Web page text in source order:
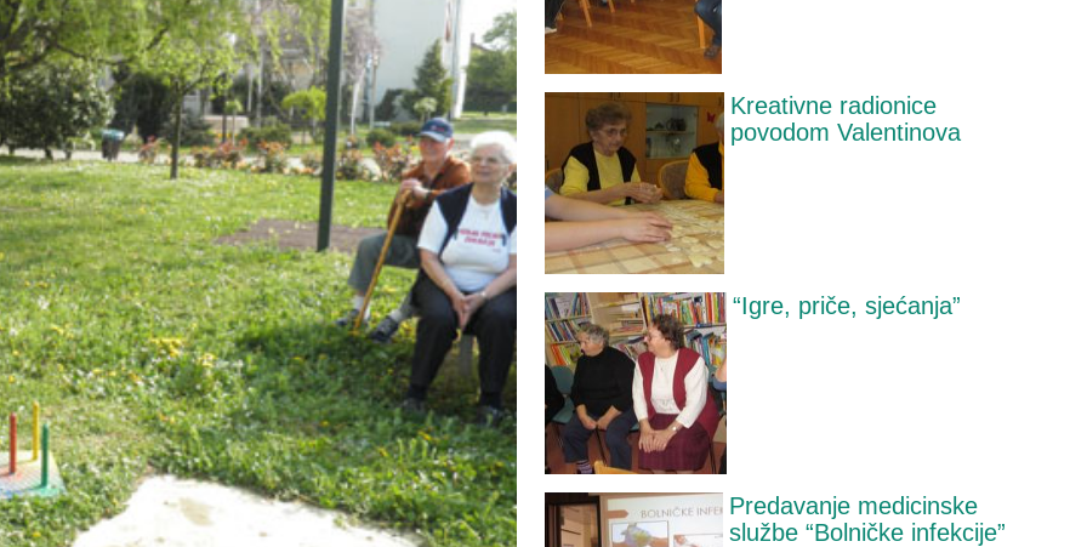
Kreativne radionice
povodom Valentinova
“Igre, priče, sjećanja”
Predavanje medicinske
službe “Bolničke infekcije”